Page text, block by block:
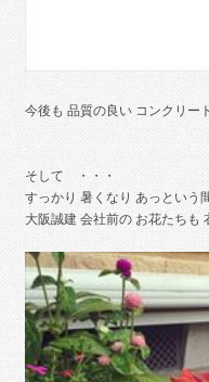
今後も 品質の良い コンクリー
そして ・・・
すっかり 暑くなり あっという
大阪誠建 会社前の お花たちも